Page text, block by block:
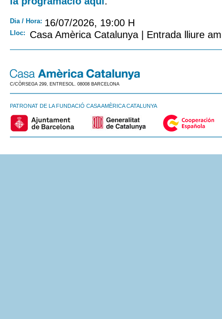
Dia / Hora: 16/07/2026, 19:00 H
Lloc: Casa Amèrica Catalunya | Entrada lliure
C/CÒRSEGA 299, ENTRESOL. 08008 BARCELONA
PATRONAT DE LA FUNDACIÓ CASA AMÈRICA CATALUNYA